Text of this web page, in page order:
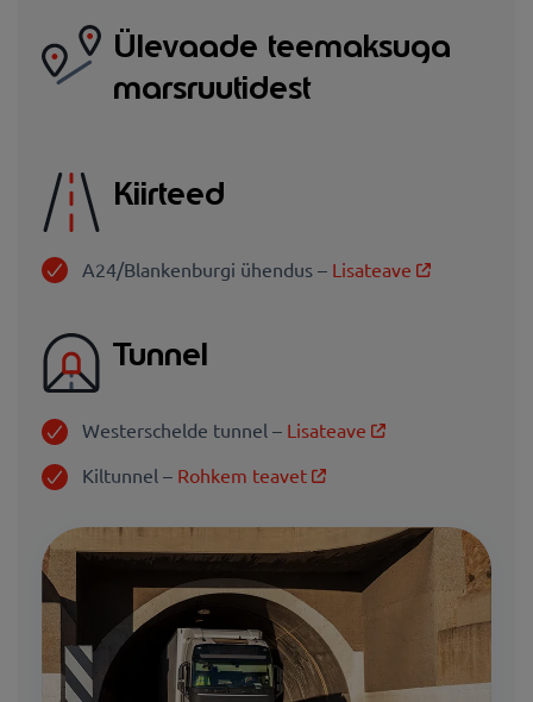
Ülevaade teemaksuga
marsruutidest
Kiirteed
A24/Blankenburgi ühendus – Lisateave
Tunnel
Westerschelde tunnel – Lisateave
Kiltunnel – Rohkem teavet